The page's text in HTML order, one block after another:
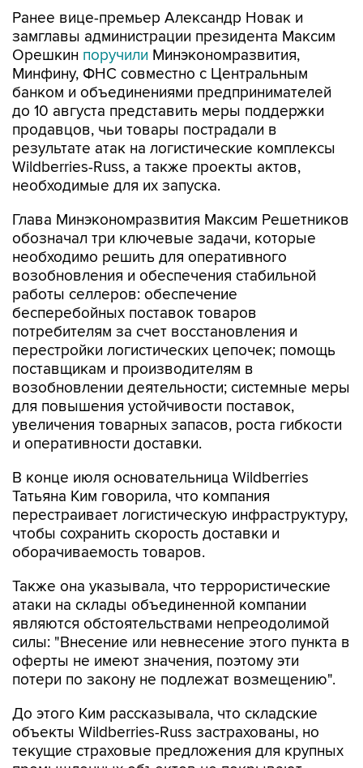
Ранее вице-премьер Александр Новак и
замглавы администрации президента Максим
Орешкин поручили Минэкономразвития,
Минфину, ФНС совместно с Центральным
банком и объединениями предпринимателей
до 10 августа представить меры поддержки
продавцов, чьи товары пострадали в
результате атак на логистические комплексы
Wildberries-Russ, а также проекты актов,
необходимые для их запуска.
Глава Минэкономразвития Максим Решетников
обозначал три ключевые задачи, которые
необходимо решить для оперативного
возобновления и обеспечения стабильной
работы селлеров: обеспечение
бесперебойных поставок товаров
потребителям за счет восстановления и
перестройки логистических цепочек; помощь
поставщикам и производителям в
возобновлении деятельности; системные меры
для повышения устойчивости поставок,
увеличения товарных запасов, роста гибкости
и оперативности доставки.
В конце июля основательница Wildberries
Татьяна Ким говорила, что компания
перестраивает логистическую инфраструктуру,
чтобы сохранить скорость доставки и
оборачиваемость товаров.
Также она указывала, что террористические
атаки на склады объединенной компании
являются обстоятельствами непреодолимой
силы: "Внесение или невнесение этого пункта в
оферты не имеют значения, поэтому эти
потери по закону не подлежат возмещению".
До этого Ким рассказывала, что складские
объекты Wildberries-Russ застрахованы, но
текущие страховые предложения для крупных